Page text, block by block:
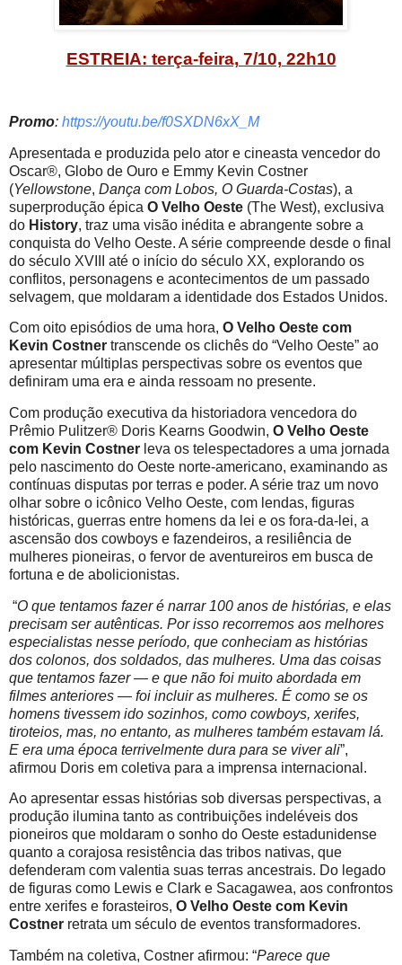
ESTREIA: terça-feira, 7/10, 22h10
Promo: https://youtu.be/f0SXDN6xX_M
Apresentada e produzida pelo ator e cineasta vencedor do
Oscar®, Globo de Ouro e Emmy Kevin Costner
(Yellowstone, Dança com Lobos, O Guarda-Costas), a
superprodução épica O Velho Oeste (The West), exclusiva
do History, traz uma visão inédita e abrangente sobre a
conquista do Velho Oeste. A série compreende desde o final
do século XVIII até o início do século XX, explorando os
conflitos, personagens e acontecimentos de um passado
selvagem, que moldaram a identidade dos Estados Unidos.
Com oito episódios de uma hora, O Velho Oeste com
Kevin Costner transcende os clichês do “Velho Oeste” ao
apresentar múltiplas perspectivas sobre os eventos que
definiram uma era e ainda ressoam no presente.
Com produção executiva da historiadora vencedora do
Prêmio Pulitzer® Doris Kearns Goodwin, O Velho Oeste
com Kevin Costner leva os telespectadores a uma jornada
pelo nascimento do Oeste norte-americano, examinando as
contínuas disputas por terras e poder. A série traz um novo
olhar sobre o icônico Velho Oeste, com lendas, figuras
históricas, guerras entre homens da lei e os fora-da-lei, a
ascensão dos cowboys e fazendeiros, a resiliência de
mulheres pioneiras, o fervor de aventureiros em busca de
fortuna e de abolicionistas.
“O que tentamos fazer é narrar 100 anos de histórias, e elas
precisam ser autênticas. Por isso recorremos aos melhores
especialistas nesse período, que conheciam as histórias
dos colonos, dos soldados, das mulheres. Uma das coisas
que tentamos fazer — e que não foi muito abordada em
filmes anteriores — foi incluir as mulheres. É como se os
homens tivessem ido sozinhos, como cowboys, xerifes,
tiroteios, mas, no entanto, as mulheres também estavam lá.
E era uma época terrivelmente dura para se viver ali”,
afirmou Doris em coletiva para a imprensa internacional.
Ao apresentar essas histórias sob diversas perspectivas, a
produção ilumina tanto as contribuições indeléveis dos
pioneiros que moldaram o sonho do Oeste estadunidense
quanto a corajosa resistência das tribos nativas, que
defenderam com valentia suas terras ancestrais. Do legado
de figuras como Lewis e Clark e Sacagawea, aos confrontos
entre xerifes e forasteiros, O Velho Oeste com Kevin
Costner retrata um século de eventos transformadores.
Também na coletiva, Costner afirmou: “Parece que